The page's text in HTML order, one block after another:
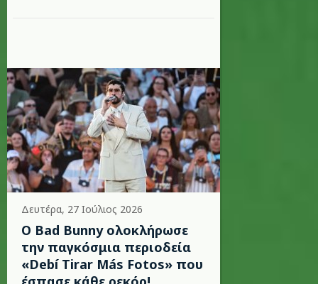
Δευτέρα, 27 Ιούλιος 2026
Ο Bad Bunny ολοκλήρωσε
την παγκόσμια περιοδεία
«Debí Tirar Más Fotos» που